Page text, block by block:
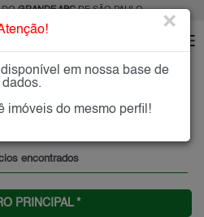
DOGRANDE ABCDE SÃO PAULO
SÃO CAETANO DO SUL
São Caetano do Sul
encontrados
PRINCIPAL *
×
em nossa base de
dados.
imóveis do mesmo perfil!